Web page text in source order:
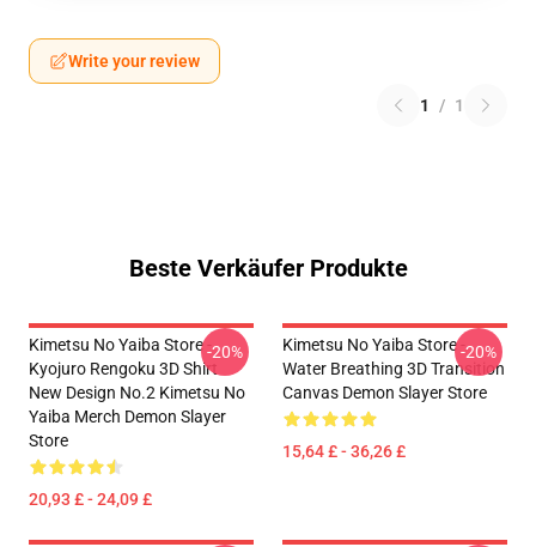
Write your review
1 / 1
Beste Verkäufer Produkte
Kimetsu No Yaiba Store -
Kyojuro Rengoku 3D Shirt
New Design No.2 Kimetsu No
Yaiba Merch Demon Slayer
Store
20,93 £ - 24,09 £
-20%
Kimetsu No Yaiba Store -
Water Breathing 3D Transition
Canvas Demon Slayer Store
15,64 £ - 36,26 £
-20%